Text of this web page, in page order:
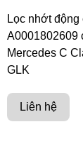
Lọc nhớt động
A0001802609
Mercedes C
GLK
Liên hệ